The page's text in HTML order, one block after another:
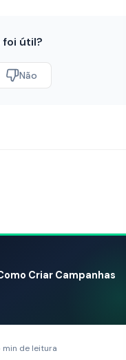
foi útil?
Não
Criar Campanhas
min de leitura